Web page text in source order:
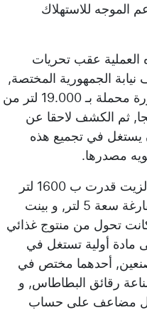
الموجه للاستهلاك
العملية عقب تحريات
الجمهورية المختصة,
حيث تم توقيف شاحنة ذات مقطورة محملة بـ 19.000 لتر من
معبأة داخل 19 صهريجا, ثم الكشف لاحقا عن
يستغل في تجميع هذه
مصدرها.
و تم أيضا ضبط كمية إضافية من الزيت قدرت ب 1600 لتر
من الزيت وعدد كبير من الدلاء الفارغة سعة 5 لتر, و بينت
تحول من منتوج غذائي
مادة أولية تستغل في
أحدهما مختص في
رقائق البطاطاس, و
مضاعف على حساب